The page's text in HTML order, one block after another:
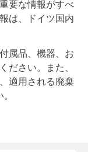
要な情報がすべ
は、ドイツ国内
属品、機器、お
ださい。また、
適用される廃棄